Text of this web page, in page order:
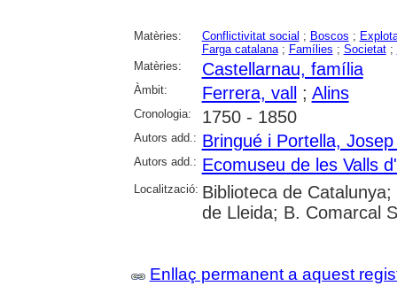
Matèries: Conflictivitat social ; Boscos ;
Farga catalana; Famílies ; Societat;
Matèries:
Castellarnau, família
Àmbit: Ferrera, vall; Alins
Cronologia: 1750 - 1850
Autors add.: Bringué i Portella,
Autors add.: Ecomuseu de les Valls
Localització: Biblioteca de
de Lleida; B. Comarcal
Enllaç permanent a aquest